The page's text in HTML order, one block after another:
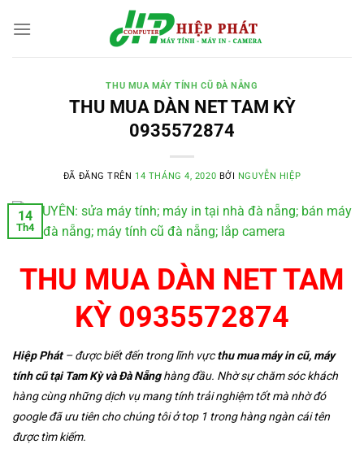
đến
THU MUA MÁY TÍNH CŨ ĐÀ NẴNG
THU MUA DÀN NET TAM KỲ
0935572874
ĐÃ ĐĂNG TRÊN 14 THÁNG 4, 2020 BỞI NGUYỄN HIỆP
14
Th4
THU MUA DÀN NET TAM
KỲ 0935572874
Hiệp Phát – được biết đến trong lĩnh vựcthu mua máy in cũ, máy
tính cũ tại Tam Kỳ và Đà Nẵnghàng đầu. Nhờ sự chăm sóc khách
hàng cùng những dịch vụ mang tính trải nghiệm tốt mà nhờ đó
google đã ưu tiên cho chúng tôi ở top 1 trong hàng ngàn cái tên
được tìm kiếm.